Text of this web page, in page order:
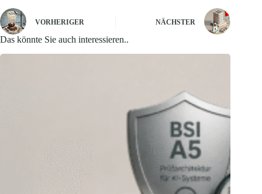
VORHERIGER NÄCHSTER
Das könnte Sie auch interessieren..